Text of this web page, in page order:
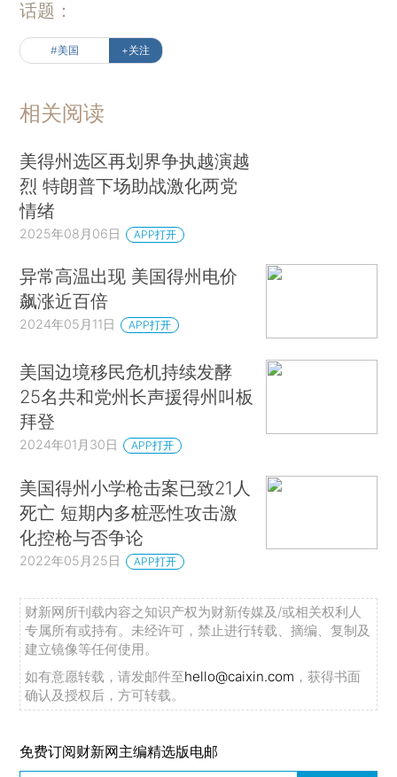
话题：
#美国 +关注
相关阅读
美得州选区再划界争执越演越
烈 特朗普下场助战激化两党
情绪
2025年08月06日 APP打开
异常高温出现 美国得州电价
飙涨近百倍
2024年05月11日 APP打开
美国边境移民危机持续发酵
25名共和党州长声援得州叫板
拜登
2024年01月30日 APP打开
美国得州小学枪击案已致21人
死亡 短期内多桩恶性攻击激
化控枪与否争论
2022年05月25日 APP打开
财新网所刊载内容之知识产权为财新传媒及/或相关权利人
专属所有或持有。未经许可，禁止进行转载、摘编、复制及
建立镜像等任何使用。
如有意愿转载，请发邮件至hello@caixin.com ，获得书面
确认及授权后，方可转载。
免费订阅财新网主编精选版电邮